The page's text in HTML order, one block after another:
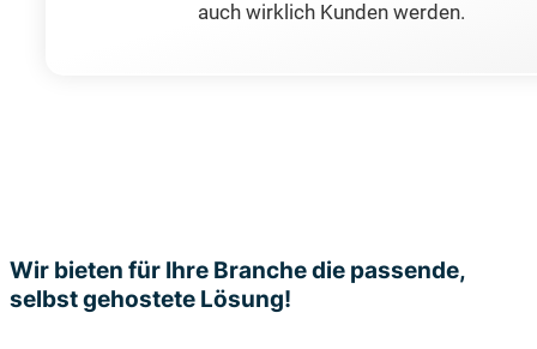
auch wirklich Kunden werden.
Wir bieten für Ihre Branche die passende,
selbst gehostete Lösung!